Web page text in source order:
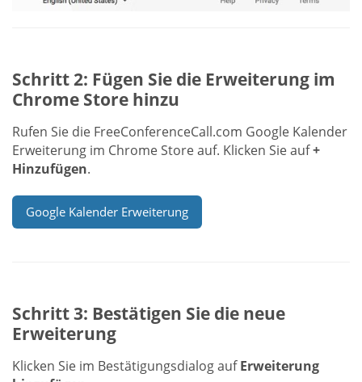
Schritt 2: Fügen Sie die Erweiterung im
Chrome Store hinzu
Rufen Sie die FreeConferenceCall.com Google Kalender
Erweiterung im Chrome Store auf. Klicken Sie auf+
Hinzufügen.
Google Kalender Erweiterung
Schritt 3: Bestätigen Sie die neue
Erweiterung
Klicken Sie im Bestätigungsdialog aufErweiterung